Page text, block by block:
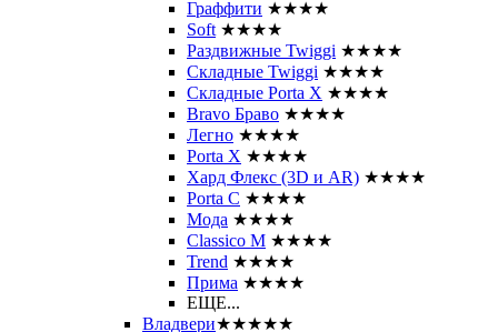
Граффити ★★★★
Soft ★★★★
Раздвижные Twiggi ★★★★
Складные Twiggi ★★★★
Складные Porta X ★★★★
Bravo Браво ★★★★
Легно ★★★★
Porta X ★★★★
Хард Флекс (3D и AR) ★★★★
Porta C ★★★★
Мода ★★★★
Classico M ★★★★
Trend ★★★★
Прима ★★★★
ЕЩЕ...
Владвери★★★★★